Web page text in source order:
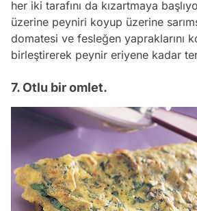
her iki tarafını da kızartmaya
üzerine peyniri koyup üzerine
domatesi ve fesleğen yapraklarını
birleştirerek peynir eriyene kadar
7. Otlu bir omlet.